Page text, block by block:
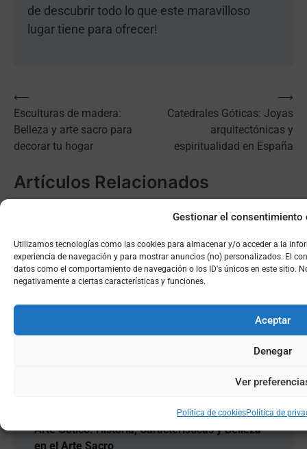
Gestionar el consentimiento
Utilizamos tecnologías como las cookies para almacenar y/o acceder a la
experiencia de navegación y para mostrar anuncios (no) personalizados. El
datos como el comportamiento de navegación o los ID's únicos en este sitio.
negativamente a ciertas características y funciones.
Aceptar
Denegar
Ver
Política de cookiesPolítica de
de descubrir todo lo que este maravilloso
lugar tiene para ofrecer!
Navegación
de
entradas
⟵
Esculturas de madera:
Belleza y arte sacro para
decorar tu hogar
Catedrales Góticas: Joyas
arquitectónicas y
espiritualidad en España
⟶
Artículos Relacionados
Arte Gótico: Historia, Características y Belleza
en el Arte Sacro